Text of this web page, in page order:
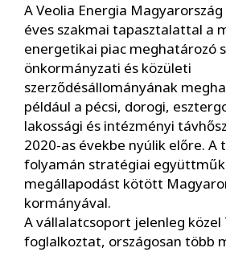
A Veolia Energia
éves szakmai tapasztalattal a
energetikai piac meghatározó
önkormányzati és közületi
szerződésállományának
például a pécsi, dorogi,
lakossági és intézményi
2020-as évekbe nyúlik előre. A
folyamán stratégiai
megállapodást kötött
kormányával.
A vállalatcsoport jelenleg
foglalkoztat, országosan több